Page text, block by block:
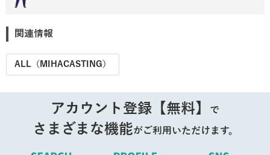
関連情報
ALL（MIHACASTING）
アカウント登録【無料】 で
さまざまな機能がご利用いただけます。